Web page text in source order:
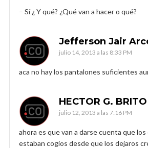
– Sí ¿ Y qué? ¿Qué van a hacer o qué?
Jefferson Jair
julio 14, 2013 a las 8:33 PM
aca no hay los pantalones suficientes
HECTOR G.
julio 12, 2013 a las 7:16 PM
ahora es que van a darse cuenta que los
estaban cogios desde que los dejaros